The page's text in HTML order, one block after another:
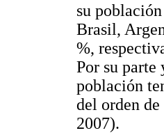
su
Brasil,
%,
Por su parte
población
del orden
2007).